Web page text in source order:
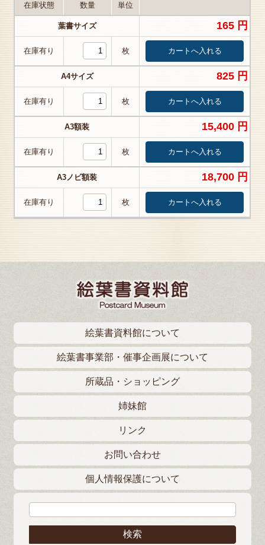
在庫状態 数量 単位
葉書サイズ 165 円
在庫有り 枚
A4サイズ 825 円
在庫有り 枚
A3額装 15,400 円
在庫有り 枚
A3ノビ額装 18,700 円
在庫有り 枚
絵葉書資料館について
絵葉書事業部・催事企画展について
所蔵品・ショッピング
姉妹館
リンク
お問い合わせ
個人情報保護について